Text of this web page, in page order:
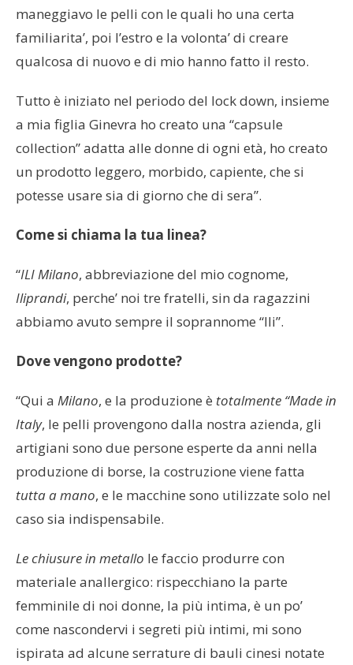
maneggiavo le pelli con le quali ho una certa
familiarita’, poi l’estro e la volonta’ di creare
qualcosa di nuovo e di mio hanno fatto il resto.
Tutto è iniziato nel periodo del lock down, insieme
a mia figlia Ginevra ho creato una “capsule
collection” adatta alle donne di ogni età, ho creato
un prodotto leggero, morbido, capiente, che si
potesse usare sia di giorno che di sera”.
Come si chiama la tua linea?
“ILI Milano, abbreviazione del mio cognome,
Iliprandi, perche’ noi tre fratelli, sin da ragazzini
abbiamo avuto sempre il soprannome “Ili”.
Dove vengono prodotte?
“Qui a Milano, e la produzione è totalmente “Made in
Italy, le pelli provengono dalla nostra azienda, gli
artigiani sono due persone esperte da anni nella
produzione di borse, la costruzione viene fatta
tutta a mano, e le macchine sono utilizzate solo nel
caso sia indispensabile.
Le chiusure in metallo le faccio produrre con
materiale anallergico: rispecchiano la parte
femminile di noi donne, la più intima, è un po’
come nascondervi i segreti più intimi, mi sono
ispirata ad alcune serrature di bauli cinesi notate